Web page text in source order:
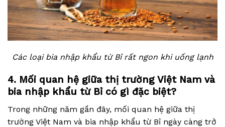
Các loại bia nhập khẩu từ Bỉ rất ngon khi uống lạnh
4. Mối quan hệ giữa thị trường Việt Nam và
bia nhập khẩu từ Bỉ có gì đặc biệt?
Trong những năm gần đây, mối quan hệ giữa thị
trường Việt Nam và bia nhập khẩu từ Bỉ ngày càng trở